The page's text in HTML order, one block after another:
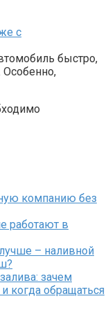
с
быстро,
Особенно,
компанию без
работают в
– наливной
зачем
когда обращаться